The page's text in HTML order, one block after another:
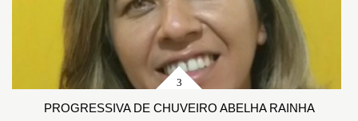
PROGRESSIVA DE CHUVEIRO ABELHA RAINHA